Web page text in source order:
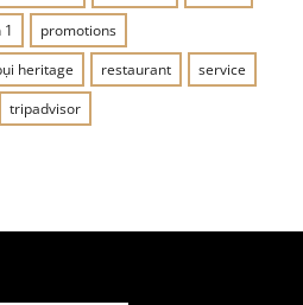
promotions
heritage restaurant
service
tripadvisor